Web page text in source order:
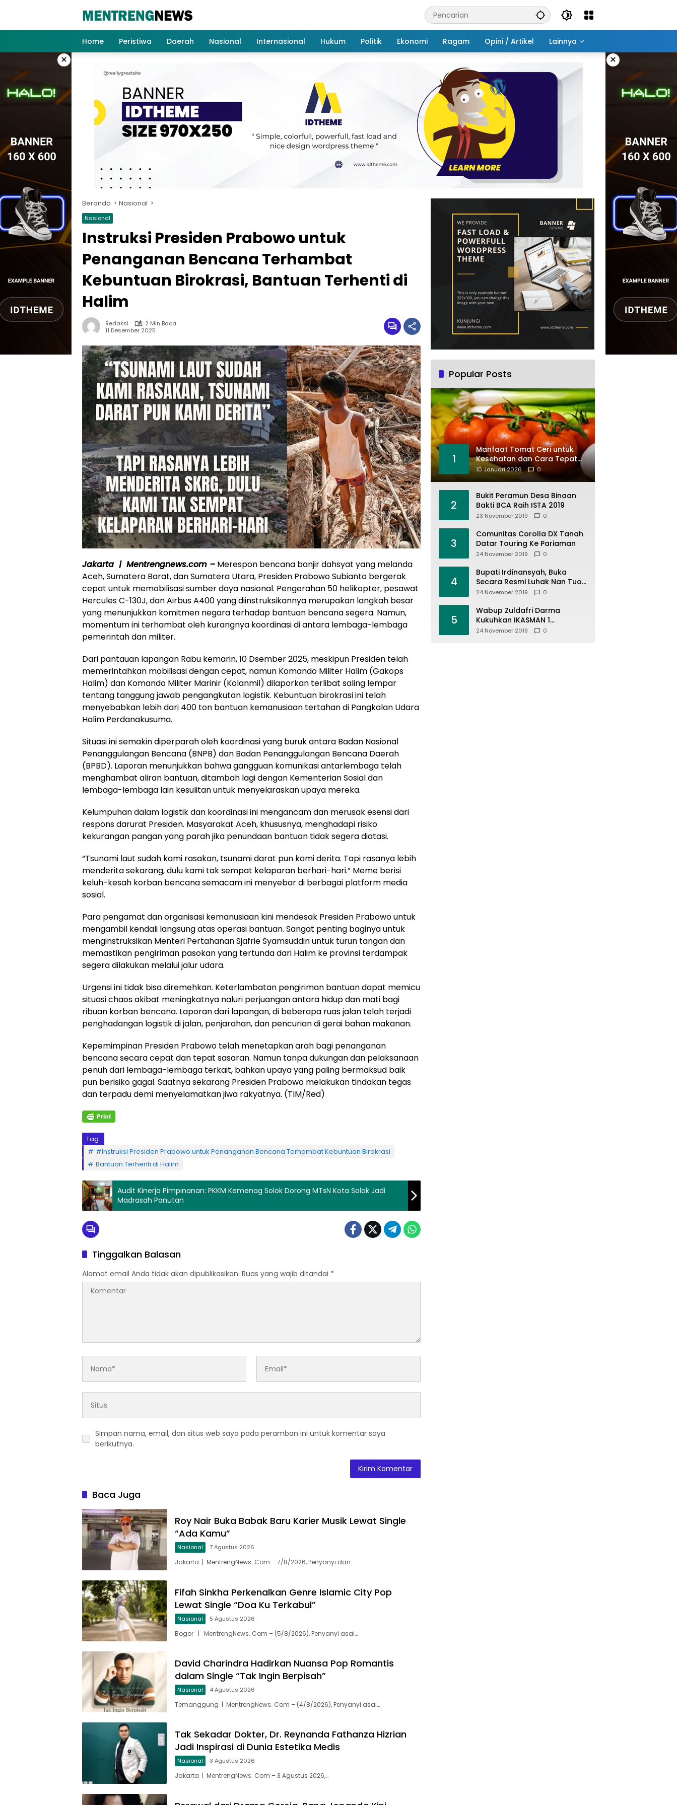
Home
Peristiwa Daerah Nasional Internasional Hukum Politik Ekonomi Ragam Opini / Artikel Lainnya
× ×
Beranda Nasional
Nasional
Instruksi Presiden Prabowo untuk
Penanganan Bencana Terhambat
Kebuntuan Birokrasi, Bantuan Terhenti di
Halim
Redaksi
2 Min Baca
11 Desember 2025
Jakarta | Mentrengnews.com – Merespon bencana banjir dahsyat yang melanda
Aceh, Sumatera Barat, dan Sumatera Utara, Presiden Prabowo Subianto bergerak
cepat untuk memobilisasi sumber daya nasional. Pengerahan 50 helikopter, pesawat
Hercules C-130J, dan Airbus A400 yang diinstruksikannya merupakan langkah besar
yang menunjukkan komitmen negara terhadap bantuan bencana segera. Namun,
momentum ini terhambat oleh kurangnya koordinasi di antara lembaga-lembaga
pemerintah dan militer.
Dari pantauan lapangan Rabu kemarin, 10 Dsember 2025, meskipun Presiden telah
memerintahkan mobilisasi dengan cepat, namun Komando Militer Halim (Gakops
Halim) dan Komando Militer Marinir (Kolanmil) dilaporkan terlibat saling lempar
tentang tanggung jawab pengangkutan logistik. Kebuntuan birokrasi ini telah
menyebabkan lebih dari 400 ton bantuan kemanusiaan tertahan di Pangkalan Udara
Halim Perdanakusuma.
Situasi ini semakin diperparah oleh koordinasi yang buruk antara Badan Nasional
Penanggulangan Bencana (BNPB) dan Badan Penanggulangan Bencana Daerah
(BPBD). Laporan menunjukkan bahwa gangguan komunikasi antarlembaga telah
menghambat aliran bantuan, ditambah lagi dengan Kementerian Sosial dan
lembaga-lembaga lain kesulitan untuk menyelaraskan upaya mereka.
Kelumpuhan dalam logistik dan koordinasi ini mengancam dan merusak esensi dari
respons darurat Presiden. Masyarakat Aceh, khususnya, menghadapi risiko
kekurangan pangan yang parah jika penundaan bantuan tidak segera diatasi.
“Tsunami laut sudah kami rasakan, tsunami darat pun kami derita. Tapi rasanya lebih
menderita sekarang, dulu kami tak sempat kelaparan berhari-hari.” Meme berisi
keluh-kesah korban bencana semacam ini menyebar di berbagai platform media
sosial.
Para pengamat dan organisasi kemanusiaan kini mendesak Presiden Prabowo untuk
mengambil kendali langsung atas operasi bantuan. Sangat penting baginya untuk
menginstruksikan Menteri Pertahanan Sjafrie Syamsuddin untuk turun tangan dan
memastikan pengiriman pasokan yang tertunda dari Halim ke provinsi terdampak
segera dilakukan melalui jalur udara.
Urgensi ini tidak bisa diremehkan. Keterlambatan pengiriman bantuan dapat memicu
situasi chaos akibat meningkatnya naluri perjuangan antara hidup dan mati bagi
ribuan korban bencana. Laporan dari lapangan, di beberapa ruas jalan telah terjadi
penghadangan logistik di jalan, penjarahan, dan pencurian di gerai bahan makanan.
Kepemimpinan Presiden Prabowo telah menetapkan arah bagi penanganan
bencana secara cepat dan tepat sasaran. Namun tanpa dukungan dan pelaksanaan
penuh dari lembaga-lembaga terkait, bahkan upaya yang paling bermaksud baik
pun berisiko gagal. Saatnya sekarang Presiden Prabowo melakukan tindakan tegas
dan terpadu demi menyelamatkan jiwa rakyatnya. (TIM/Red)
Tag:
#Instruksi Presiden Prabowo untuk Penanganan Bencana Terhambat Kebuntuan Birokrasi
Bantuan Terhenti di Halim
Audit Kinerja Pimpinanan: PKKM Kemenag Solok Dorong MTsN Kota Solok Jadi
Madrasah Panutan
Tinggalkan Balasan
Alamat email Anda tidak akan dipublikasikan. Ruas yang wajib ditandai *
Simpan nama, email, dan situs web saya pada peramban ini untuk komentar saya
berikutnya.
Baca Juga
Roy Nair Buka Babak Baru Karier Musik Lewat Single
“Ada Kamu”
Nasional 7 Agustus 2026
Jakarta | MentrengNews. Com – 7/8/2026, Penyanyi dan…
Fifah Sinkha Perkenalkan Genre Islamic City Pop
Lewat Single “Doa Ku Terkabul”
Nasional 5 Agustus 2026
Bogor | MentrengNews. Com – (5/8/2026), Penyanyi asal…
David Charindra Hadirkan Nuansa Pop Romantis
dalam Single “Tak Ingin Berpisah”
Nasional 4 Agustus 2026
Temanggung | MentrengNews. Com – (4/8/2026), Penyanyi asal…
Tak Sekadar Dokter, Dr. Reynanda Fathanza Hizrian
Jadi Inspirasi di Dunia Estetika Medis
Nasional 3 Agustus 2026
Jakarta | MentrengNews. Com – 3 Agustus 2026,…
Popular Posts
1
Manfaat Tomat Ceri untuk
Kesehatan dan Cara Tepat
Mengonsumsinya
10 Januari 2026 0
2
Bukit Peramun Desa Binaan
Bakti BCA Raih ISTA 2019
23 November 2019 0
3
Comunitas Corolla DX Tanah
Datar Touring Ke Pariaman
24 November 2019 0
4
Bupati Irdinansyah, Buka
Secara Resmi Luhak Nan Tuo
Wirabraja Adventure Offroad
24 November 2019 0
5
Wabup Zuldafri Darma
Kukuhkan IKASMAN 1
Pariangan Se Jabodetabek
24 November 2019 0